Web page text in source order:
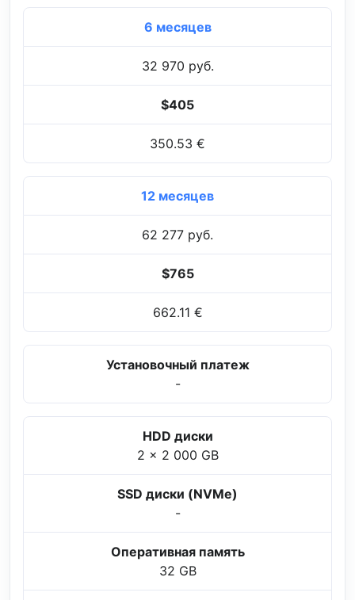
6 месяцев
32 970 руб.
$405
350.53 €
12 месяцев
62 277 руб.
$765
662.11 €
Установочный платеж
-
HDD диски
2 x 2 000 GB
SSD диски (NVMe)
-
Оперативная память
32 GB